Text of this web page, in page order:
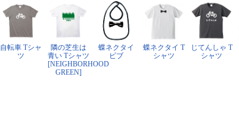
自転車 Tシャ
ツ
隣の芝生は
青い Tシャツ
[NEIGHBORHOOD
GREEN]
蝶ネクタイ
ビブ
蝶ネクタイ T
シャツ
じてんしゃ T
シャツ